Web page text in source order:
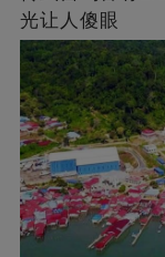
光让人傻眼